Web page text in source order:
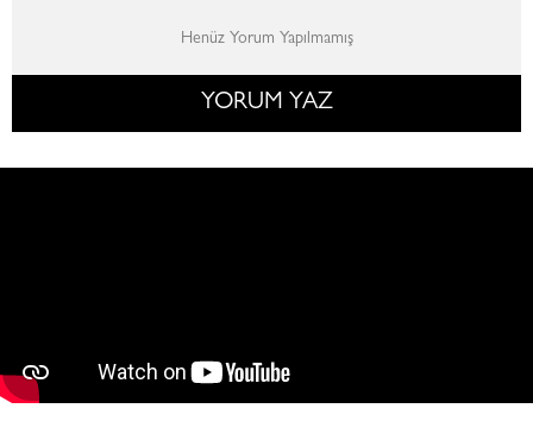
Henüz Yorum Yapılmamış
YORUM YAZ